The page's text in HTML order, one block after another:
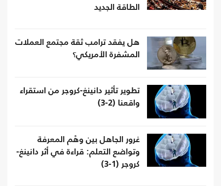
الطاقة الجديد
هل يفقد ترامب ثقة مجتمع العملات
المشفرة الأمريكي؟
تطوير تأثير دانينغ-كروجر من استقراء
واقعنا (2-3)
غرور الجاهل بين وهْم المعرفة
وتواضع التعلم: قراءة في أثر دانينغ-
كروجر (1-3)